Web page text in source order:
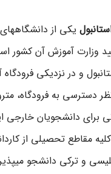
یکی از
وزارت آموزش آن کشور
و در نزدیکی فرودگاه
دسترسی به فرودگاه،
برای دانشجویان خارجی
مقاطع تحصیلی از
و ترکی دانشجو